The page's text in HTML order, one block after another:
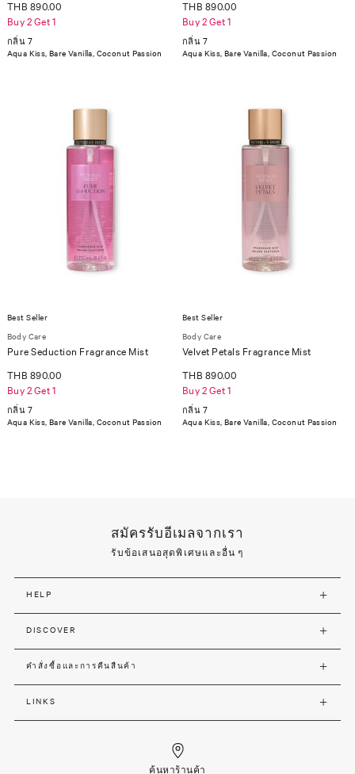
THB 890.00
Buy 2 Get 1
กลิ่น 7
Aqua Kiss, Bare Vanilla, Coconut Passion
THB 890.00
Buy 2 Get 1
กลิ่น 7
Aqua Kiss, Bare Vanilla, Coconut Passion
Best Seller
Body Care
Pure Seduction Fragrance Mist
THB 890.00
Buy 2 Get 1
กลิ่น 7
Aqua Kiss, Bare Vanilla, Coconut Passion
Best Seller
Body Care
Velvet Petals Fragrance Mist
THB 890.00
Buy 2 Get 1
กลิ่น 7
Aqua Kiss, Bare Vanilla, Coconut Passion
สมัครรับอีเมลจากเรา
รับข้อเสนอสุดพิเศษและอื่น ๆ
HELP
DISCOVER
คำสั่งซื้อและการคืนสืนค้า
LINKS
ค้นหาร้านค้า